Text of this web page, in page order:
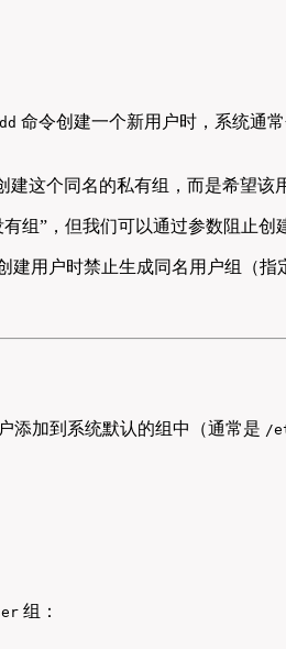
命令创建一个新用户时，系统通
这个同名的私有组，而是希望该
组”，但我们可以通过参数阻止
添加到系统默认的组中（通常是 /
组：